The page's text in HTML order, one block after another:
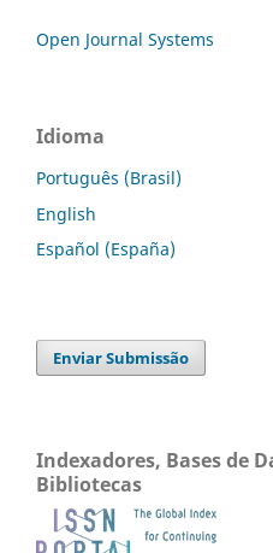
Open Journal Systems
Idioma
Português (Brasil)
English
Español (España)
Enviar Submissão
Indexadores, Bases de
Bibliotecas